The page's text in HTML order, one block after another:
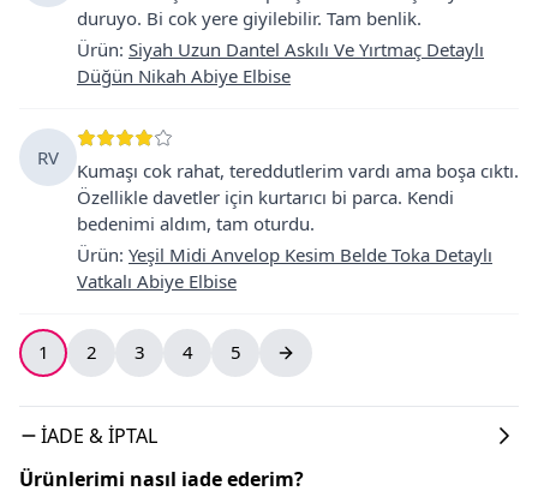
duruyo. Bi cok yere giyilebilir. Tam benlik.
Ürün: Siyah Uzun Dantel Askılı Ve Yırtmaç Detaylı
Düğün Nikah Abiye Elbise
RV
Kumaşı cok rahat, tereddutlerim vardı ama boşa cıktı.
Özellikle davetler için kurtarıcı bi parca. Kendi
bedenimi aldım, tam oturdu.
Ürün: Yeşil Midi Anvelop Kesim Belde Toka Detaylı
Vatkalı Abiye Elbise
1 2 3 4 5
İADE & İPTAL
Ürünlerimi nasıl iade ederim?